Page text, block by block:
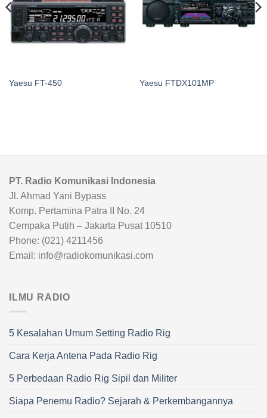
Yaesu FT-450 Yaesu FTDX101MP
PT. Radio Komunikasi Indonesia
Jl. Ahmad Yani Bypass
Komp. Pertamina Patra II No. 24
Cempaka Putih – Jakarta Pusat 10510
Phone: (021) 4211456
Email: info@radiokomunikasi.com
ILMU RADIO
5 Kesalahan Umum Setting Radio Rig
Cara Kerja Antena Pada Radio Rig
5 Perbedaan Radio Rig Sipil dan Militer
Siapa Penemu Radio? Sejarah & Perkembangannya